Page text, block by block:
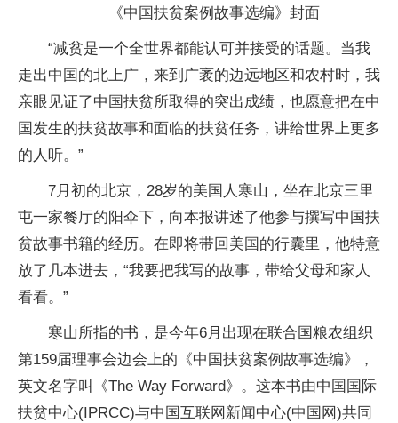
《中国扶贫案例故事选编》封面
“减贫是一个全世界都能认可并接受的话题。当我
走出中国的北上广，来到广袤的边远地区和农村时，我
亲眼见证了中国扶贫所取得的突出成绩，也愿意把在中
国发生的扶贫故事和面临的扶贫任务，讲给世界上更多
的人听。”
7月初的北京，28岁的美国人寒山，坐在北京三里
屯一家餐厅的阳伞下，向本报讲述了他参与撰写中国扶
贫故事书籍的经历。在即将带回美国的行囊里，他特意
放了几本进去，“我要把我写的故事，带给父母和家人
看看。”
寒山所指的书，是今年6月出现在联合国粮农组织
第159届理事会边会上的《中国扶贫案例故事选编》，
英文名字叫《The Way Forward》。这本书由中国国际
扶贫中心(IPRCC)与中国互联网新闻中心(中国网)共同